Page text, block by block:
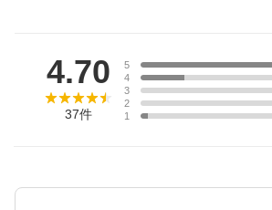
4.70
37件
5
4
3
2
1